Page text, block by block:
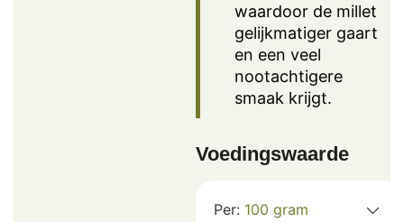
waardoor de millet
gelijkmatiger gaart
en een veel
nootachtigere
smaak krijgt.
Voedingswaarde
Per: 100 gram